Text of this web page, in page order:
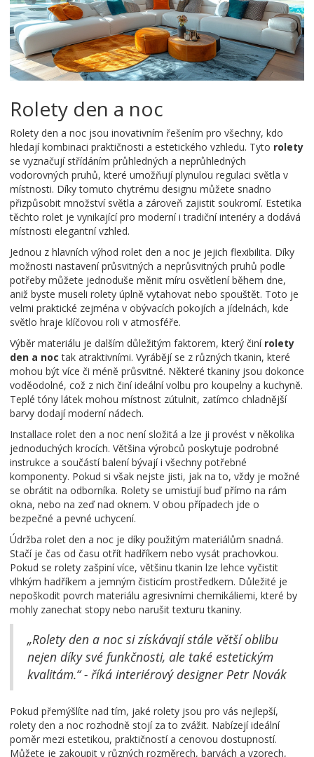
Rolety den a noc
Rolety den a noc jsou inovativním řešením pro všechny, kdo
hledají kombinaci praktičnosti a estetického vzhledu. Tyto rolety
se vyznačují střídáním průhledných a neprůhledných
vodorovných pruhů, které umožňují plynulou regulaci světla v
místnosti. Díky tomuto chytrému designu můžete snadno
přizpůsobit množství světla a zároveň zajistit soukromí. Estetika
těchto rolet je vynikající pro moderní i tradiční interiéry a dodává
místnosti elegantní vzhled.
Jednou z hlavních výhod rolet den a noc je jejich flexibilita. Díky
možnosti nastavení průsvitných a neprůsvitných pruhů podle
potřeby můžete jednoduše měnit míru osvětlení během dne,
aniž byste museli rolety úplně vytahovat nebo spouštět. Toto je
velmi praktické zejména v obývacích pokojích a jídelnách, kde
světlo hraje klíčovou roli v atmosféře.
Výběr materiálu je dalším důležitým faktorem, který činí rolety
den a noc tak atraktivními. Vyrábějí se z různých tkanin, které
mohou být více či méně průsvitné. Některé tkaniny jsou dokonce
voděodolné, což z nich činí ideální volbu pro koupelny a kuchyně.
Teplé tóny látek mohou místnost zútulnit, zatímco chladnější
barvy dodají moderní nádech.
Installace rolet den a noc není složitá a lze ji provést v několika
jednoduchých krocích. Většina výrobců poskytuje podrobné
instrukce a součástí balení bývají i všechny potřebné
komponenty. Pokud si však nejste jisti, jak na to, vždy je možné
se obrátit na odborníka. Rolety se umisťují buď přímo na rám
okna, nebo na zeď nad oknem. V obou případech jde o
bezpečné a pevné uchycení.
Údržba rolet den a noc je díky použitým materiálům snadná.
Stačí je čas od času otřít hadříkem nebo vysát prachovkou.
Pokud se rolety zašpiní více, většinu tkanin lze lehce vyčistit
vlhkým hadříkem a jemným čisticím prostředkem. Důležité je
nepoškodit povrch materiálu agresivními chemikáliemi, které by
mohly zanechat stopy nebo narušit texturu tkaniny.
„Rolety den a noc si získávají stále větší oblibu
nejen díky své funkčnosti, ale také estetickým
kvalitám.“ - říká interiérový designer Petr Novák
Pokud přemýšlíte nad tím, jaké rolety jsou pro vás nejlepší,
rolety den a noc rozhodně stojí za to zvážit. Nabízejí ideální
poměr mezi estetikou, praktičností a cenovou dostupností.
Můžete je zakoupit v různých rozměrech, barvách a vzorech,